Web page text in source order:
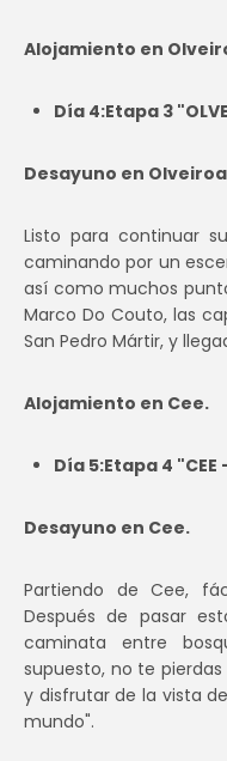
Alojamiento en
Día 4:Etapa 3
Desayuno en
Listo para continuar
caminando por un
así como muchos
Marco Do Couto, las
San Pedro Mártir, y
Alojamiento en Cee.
Día 5:Etapa 4 "CEE
Desayuno en Cee.
Partiendo de Cee,
Después de pasar
caminata entre
supuesto, no te
y disfrutar de la vista
mundo".